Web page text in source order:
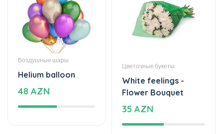
Воздушные шары
Helium balloon
48 AZN
Цветочные букеты
White feelings -
35 AZN